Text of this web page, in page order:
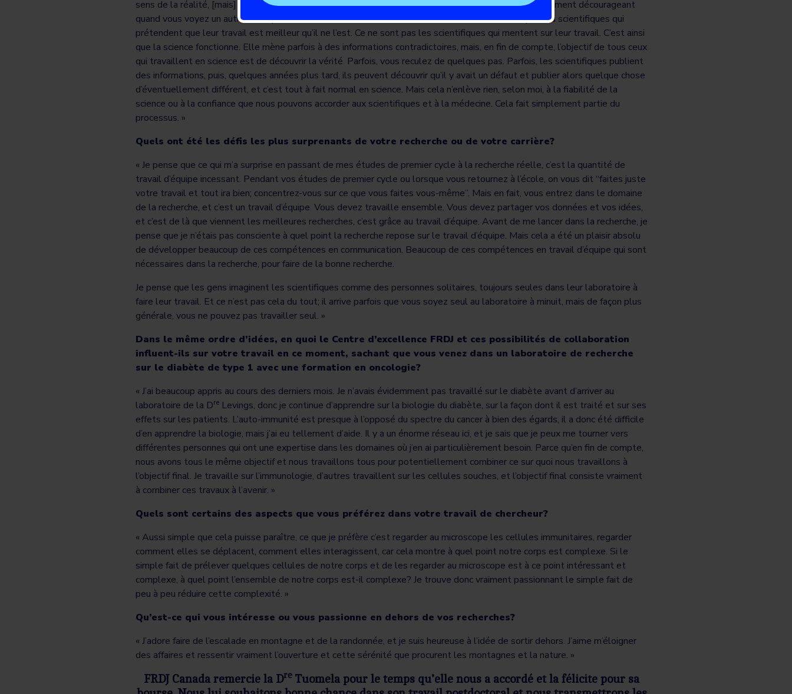
sens de la réalité, [mais] cette découverte peut être surfaite ou exagérée, et cela peut alors être vraiment décourageant
quand vous voyez un autre titre qui vous donne des informations contradictoires. Et ce ne sont pas les scientifiques qui
prétendent que leur travail est meilleur qu’il ne l’est. Ce ne sont pas les scientifiques qui mentent sur leur travail. C’est ainsi
que la science fonctionne. Elle mène parfois à des informations contradictoires, mais, en fin de compte, l’objectif de tous ceux
qui travaillent en science est de découvrir la vérité. Parfois, vous reculez de quelques pas. Parfois, les scientifiques publient
des informations, puis, quelques années plus tard, ils peuvent découvrir qu’il y avait un défaut et publier alors quelque chose
d’éventuellement différent, et c’est tout à fait normal en science. Mais cela n’enlève rien, selon moi, à la fiabilité de la
science ou à la confiance que nous pouvons accorder aux scientifiques et à la médecine. Cela fait simplement partie du
processus. »
Quels ont été les défis les plus surprenants de votre recherche ou de votre carrière?
« Je pense que ce qui m’a surprise en passant de mes études de premier cycle à la recherche réelle, c’est la quantité de
travail d’équipe incessant. Pendant vos études de premier cycle ou lorsque vous retournez à l’école, on vous dit “faites juste
votre travail et tout ira bien; concentrez-vous sur ce que vous faites vous-même”. Mais en fait, vous entrez dans le domaine
de la recherche, et c’est un travail d’équipe. Vous devez travaille ensemble. Vous devez partager vos données et vos idées,
et c’est de là que viennent les meilleures recherches, c’est grâce au travail d’équipe. Avant de me lancer dans la recherche, je
pense que je n’étais pas consciente à quel point la recherche repose sur le travail d’équipe. Mais cela a été un plaisir absolu
de développer beaucoup de ces compétences en communication. Beaucoup de ces compétences en travail d’équipe qui sont
nécessaires dans la recherche, pour faire de la bonne recherche.
Je pense que les gens imaginent les scientifiques comme des personnes solitaires, toujours seules dans leur laboratoire à
faire leur travail. Et ce n’est pas cela du tout; il arrive parfois que vous soyez seul au laboratoire à minuit, mais de façon plus
générale, vous ne pouvez pas travailler seul. »
Dans le même ordre d’idées, en quoi le Centre d’excellence FRDJ et ces possibilités de collaboration
influent-ils sur votre travail en ce moment, sachant que vous venez dans un laboratoire de recherche
sur le diabète de type 1 avec une formation en oncologie?
« J’ai beaucoup appris au cours des derniers mois. Je n’avais évidemment pas travaillé sur le diabète avant d’arriver au
laboratoire de la DreLevings, donc je continue d’apprendre sur la biologie du diabète, sur la façon dont il est traité et sur ses
effets sur les patients. L’auto-immunité est presque à l’opposé du spectre du cancer à bien des égards, il a donc été difficile
d’en apprendre la biologie, mais j’ai eu tellement d’aide. Il y a un énorme réseau ici, et je sais que je peux me tourner vers
différentes personnes qui ont une expertise dans les domaines où j’en ai particulièrement besoin. Parce qu’en fin de compte,
nous avons tous le même objectif et nous travaillons tous pour potentiellement combiner ce sur quoi nous travaillons à
l’objectif final. Je travaille sur l’immunologie, d’autres travaillent sur les cellules souches, et l’objectif final consiste vraiment
à combiner ces travaux à l’avenir. »
Quels sont certains des aspects que vous préférez dans votre travail de chercheur?
« Aussi simple que cela puisse paraître, ce que je préfère c’est regarder au microscope les cellules immunitaires, regarder
comment elles se déplacent, comment elles interagissent, car cela montre à quel point notre corps est complexe. Si le
simple fait de prélever quelques cellules de notre corps et de les regarder au microscope est à ce point intéressant et
complexe, à quel point l’ensemble de notre corps est-il complexe? Je trouve donc vraiment passionnant le simple fait de
peu à peu réduire cette complexité. »
Qu’est-ce qui vous intéresse ou vous passionne en dehors de vos recherches?
« J’adore faire de l’escalade en montagne et de la randonnée, et je suis heureuse à l’idée de sortir dehors. J’aime m’éloigner
des affaires et ressentir vraiment l’ouverture et cette sérénité que procurent les montagnes et la nature. »
FRDJ Canada remercie la Dre Tuomela pour le temps qu’elle nous a accordé et la félicite pour sa